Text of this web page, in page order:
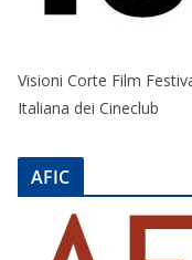
Visioni Corte Film
Italiana dei Cineclub
AFIC